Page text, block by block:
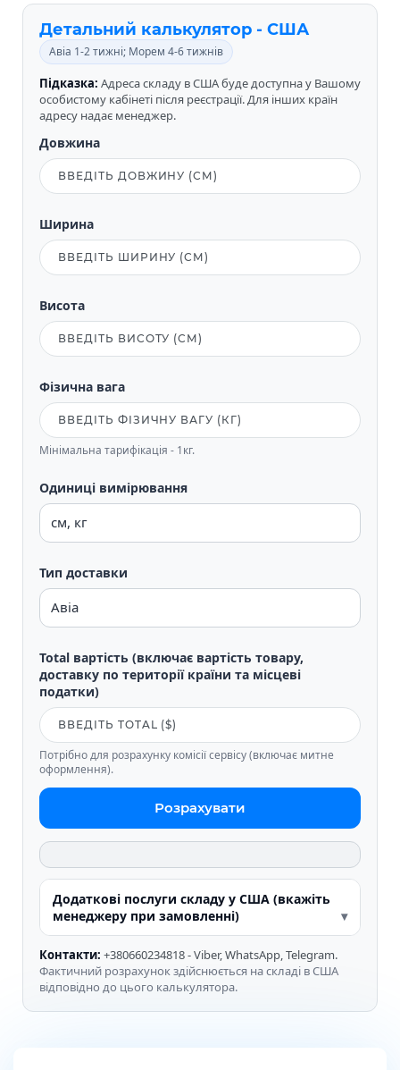
Детальний калькулятор - США
Авіа 1-2 тижні; Морем 4-6 тижнів
Підказка: Адреса складу в США буде доступна у Вашому
особистому кабінеті після реєстрації. Для інших країн
адресу надає менеджер.
Довжина
Ширина
Висота
Фізична вага
Мінімальна тарифікація - 1кг.
Одиниці вимірювання
Тип доставки
Total вартість (включає вартість товару,
доставку по території країни та місцеві
податки)
Потрібно для розрахунку комісії сервісу (включає митне
оформлення).
Розрахувати
Додаткові послуги складу у США (вкажіть
менеджеру при замовленні)
Контакти: +380660234818 - Viber, WhatsApp, Telegram.
Фактичний розрахунок здійснюється на складі в США
відповідно до цього калькулятора.